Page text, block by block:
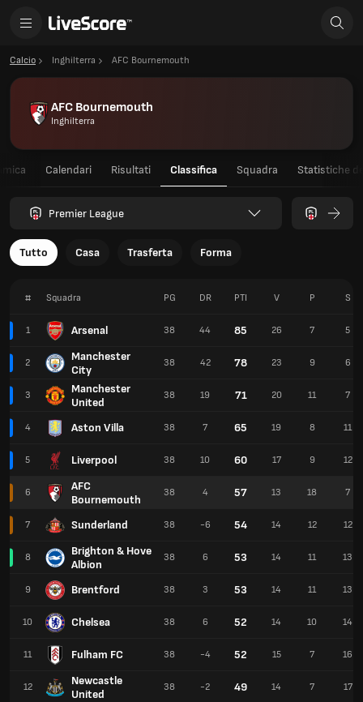
Calcio Inghilterra AFC Bournemouth
AFC Bournemouth
Inghilterra
Calendari Risultati Classifica Squadra Statistiche
Premier League
Tutto Casa Trasferta Forma
# Squadra
1 Arsenal
2
Manchester
City
3
Manchester
United
4 Aston Villa
5 Liverpool
6
AFC
Bournemouth
7 Sunderland
8
Brighton & Hove
Albion
9 Brentford
10 Chelsea
11 Fulham FC
12
Newcastle
United
PG DR PTI V P S
38 44 85 26 7 5
38 42 78 23 9 6
38 19 71 20 11 7
38 7 65 19 8 11
38 10 60 17 9 12
38 4 57 13 18 7
38 -6 54 14 12 12
38 6 53 14 11 13
38 3 53 14 11 13
38 6 52 14 10 14
38 -4 52 15 7 16
38 -2 49 14 7 17